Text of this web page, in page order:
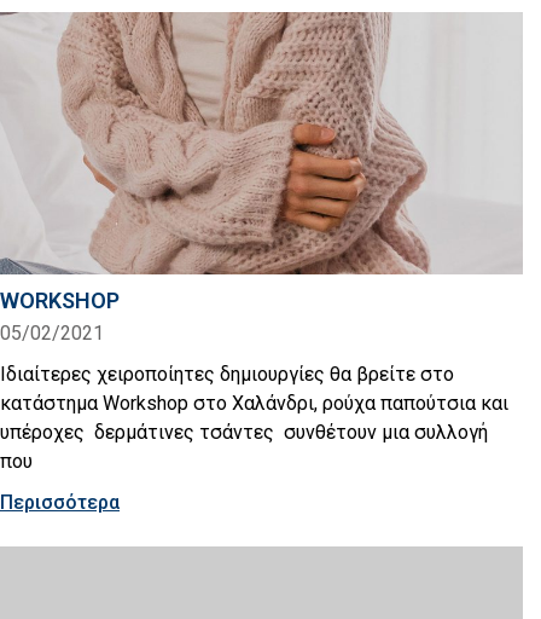
WORKSHOP
05/02/2021
Ιδιαίτερες χειροποίητες δημιουργίες θα βρείτε στo
κατάστημα Workshop στο Χαλάνδρι, ρούχα παπούτσια και
υπέροχες δερμάτινες τσάντες συνθέτουν μια συλλογή
που
Περισσότερα